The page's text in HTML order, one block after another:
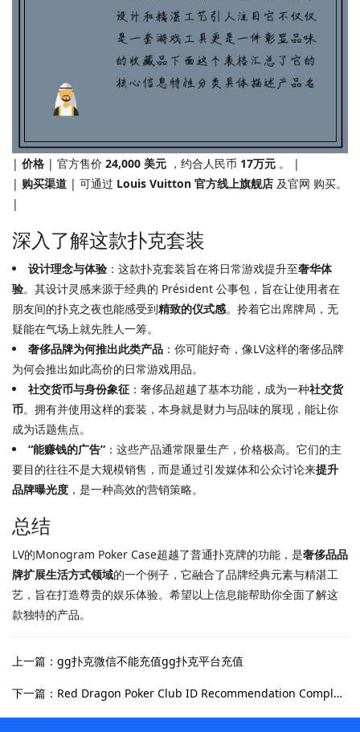
| 价格 | 官方售价 24,000 美元 ，约合人民币 17万元 。 |
| 购买渠道 | 可通过 Louis Vuitton 官方线上旗舰店 及官网 购买。
|
深入了解这款扑克套装
设计理念与体验 ：这款扑克套装旨在将日常游戏提升至奢华体
验。其设计灵感来源于经典的 Président 公事包，旨在让使用者在
朋友间的扑克之夜也能感受到精致的仪式感。拎着它出席牌局，无
疑能在气场上就先胜人一筹。
奢侈品牌为何推出此类产品 ：你可能好奇，像LV这样的奢侈品牌
为何会推出如此高价的日常游戏用品。
社交货币与身份象征 ：奢侈品超越了基本功能，成为一种社交货
币。拥有并使用这样的套装，本身就是财力与品味的展现，能让你
成为话题焦点。
“能赚钱的广告” ：这些产品通常限量生产，价格极高。它们的主
要目的往往不是大规模销售，而是通过引发媒体和公众讨论来提升
品牌曝光度 ，是一种高效的营销策略。
总结
LV的Monogram Poker Case超越了普通扑克牌的功能，是奢侈品品
牌扩展生活方式领域的一个例子，它融合了品牌经典元素与精湛工
艺，旨在打造尊贵的娱乐体验。希望以上信息能帮助你全面了解这
款独特的产品。
上一篇：gg扑克微信不能充值gg扑克平台充值
下一篇：Red Dragon Poker Club ID Recommendation Complete Collection Free—red dragon poker club id recommendation complete collection free